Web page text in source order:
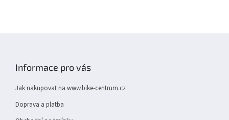
Informace pro vás
Jak nakupovat na www.bike-centrum.cz
Doprava a platba